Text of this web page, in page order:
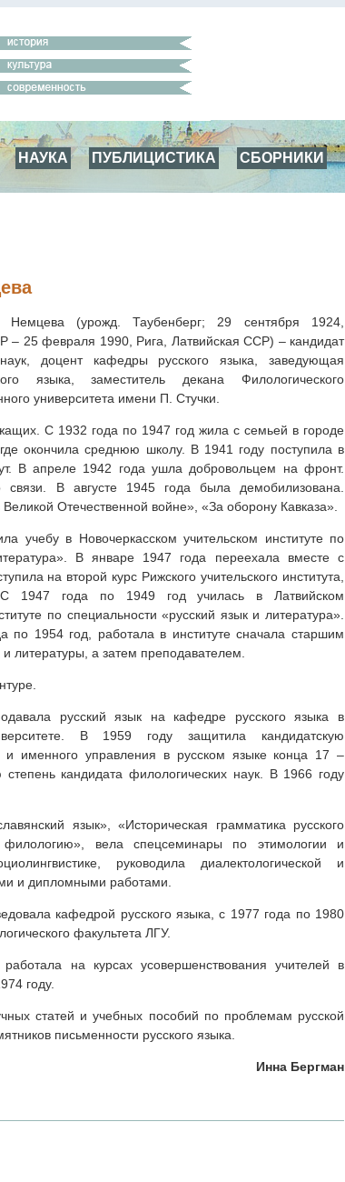
НАУКА ПУБЛИЦИСТИКА СБОРНИКИ
Немцева (урожд. Таубенберг; 29 сентября 1924,
– 25 февраля 1990, Рига, Латвийская ССР) – кандидат
доцент кафедры русского языка, заведующая
языка, заместитель декана Филологического
университета имени П. Стучки.
С 1932 года по 1947 год жила с семьей в городе
где окончила среднюю школу. В 1941 году поступила в
В апреле 1942 года ушла добровольцем на фронт.
В августе 1945 года была демобилизована.
Отечественной войне», «За оборону Кавказа».
учебу в Новочеркасском учительском институте по
В январе 1947 года переехала вместе с
на второй курс Рижского учительского института,
С 1947 года по 1949 год училась в Латвийском
по специальности «русский язык и литература».
по 1954 год, работала в институте сначала старшим
литературы, а затем преподавателем.
русский язык на кафедре русского языка в
В 1959 году защитила кандидатскую
и именного управления в русском языке конца 17 –
кандидата филологических наук. В 1966 году
язык», «Историческая грамматика русского
вела спецсеминары по этимологии и
руководила диалектологической и
и дипломными работами.
кафедрой русского языка, с 1977 года по 1980
факультета ЛГУ.
на курсах усовершенствования учителей в
году.
статей и учебных пособий по проблемам русской
письменности русского языка.
Инна Бергман